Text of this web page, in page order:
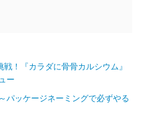
！『カラダに骨骨カルシウム』
ー
ッケージネーミングで必ずやる